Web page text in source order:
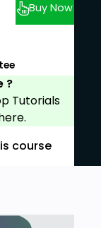
Buy Now
?
Tutorials
course